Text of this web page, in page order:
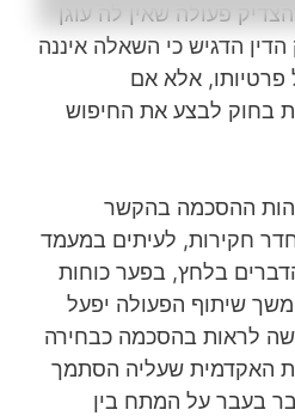
פעולה שאין לה עוגן
הדגיש כי השאלה איננה
פרטיותו, אלא אם
בחוק לבצע את החיפוש
ההסכמה בהקשר
חקירות, לעיתים במעמד
בלחץ, בפער כוחות
שיתוף הפעולה יפעל
לראות בהסכמה כבחירה
האקדמית שעליה הסתמך
בעבר על המתח בין